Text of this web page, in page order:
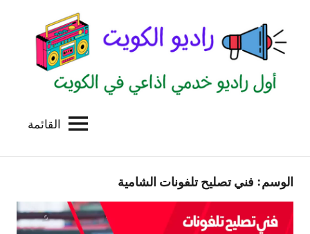
المحتوى
الكويت
للاعلانات
بالكويت
القائمة
الوسم: فني تصليح تلفونات الشامية